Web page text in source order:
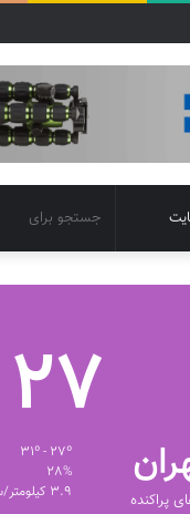
تغییر
پوسته
پراکنده
27
31º - 27º
28%
3.9 کیلومتر/ساعت